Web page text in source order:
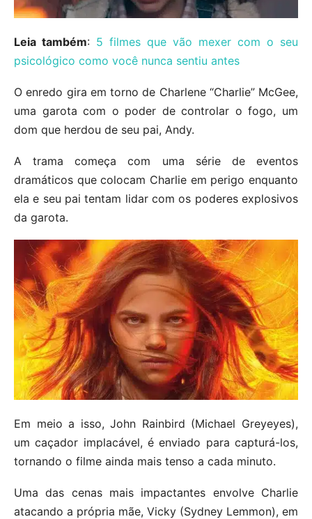
Leia também: 5 filmes que vão mexer com o seu
psicológico como você nunca sentiu antes
O enredo gira em torno de Charlene “Charlie” McGee,
uma garota com o poder de controlar o fogo, um
dom que herdou de seu pai, Andy.
A trama começa com uma série de eventos
dramáticos que colocam Charlie em perigo enquanto
ela e seu pai tentam lidar com os poderes explosivos
da garota.
Em meio a isso, John Rainbird (Michael Greyeyes),
um caçador implacável, é enviado para capturá-los,
tornando o filme ainda mais tenso a cada minuto.
Uma das cenas mais impactantes envolve Charlie
atacando a própria mãe, Vicky (Sydney Lemmon), em